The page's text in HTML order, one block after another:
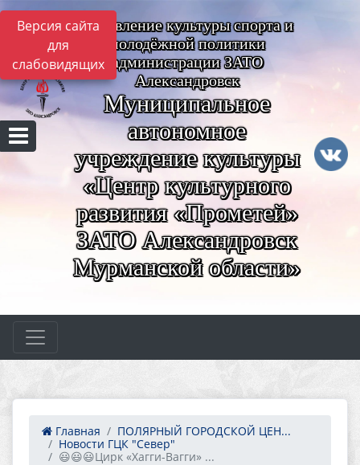
Версия сайта
для
слабовидящих
Управление культуры спорта и
молодёжной политики
администрации ЗАТО
Александровск
Муниципальное
автономное
учреждение культуры
«Центр культурного
развития «Прометей»
ЗАТО Александровск
Мурманской области»
Главная
ПОЛЯРНЫЙ ГОРОДСКОЙ ЦЕН...
Новости ГЦК "Север"
😃😃😃Цирк «Хагги-Вагги» ...